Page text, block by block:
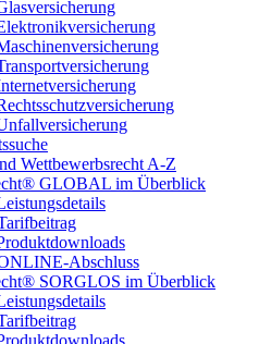
Wettbewerbsrecht A-Z
GLOBAL im Überblick
Abschluss
SORGLOS im Überblick